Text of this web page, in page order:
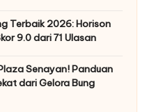
Terbaik 2026: Horison
9.0 dari 71 Ulasan
Senayan! Panduan
dari Gelora Bung